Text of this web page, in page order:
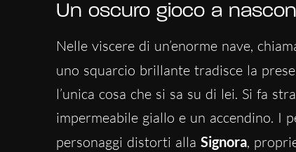
Un oscuro gioco a
Nelle viscere di un’enorme nave,
uno squarcio brillante tradisce la
l’unica cosa che si sa su di lei. Si fa
impermeabile giallo e un accendino. I
personaggi distorti alla Signora,